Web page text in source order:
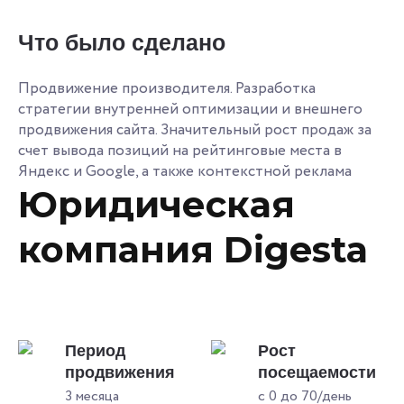
Что было сделано
Продвижение производителя. Разработка
стратегии внутренней оптимизации и внешнего
продвижения сайта. Значительный рост продаж за
счет вывода позиций на рейтинговые места в
Яндекс и Google, а также контекстной реклама
Юридическая
компания Digesta
Период
продвижения
3 месяца
Рост
посещаемости
с 0 до 70/день